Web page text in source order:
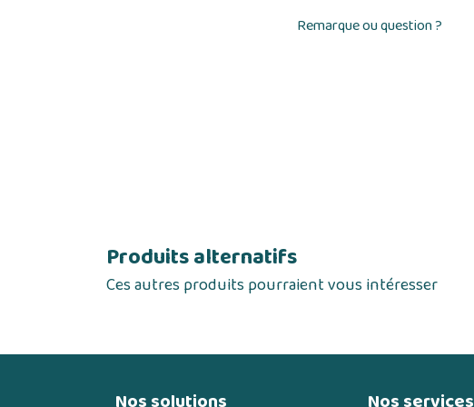
Remarque ou question ?
Produits alternatifs
Ces autres produits pourraient vous intéresser